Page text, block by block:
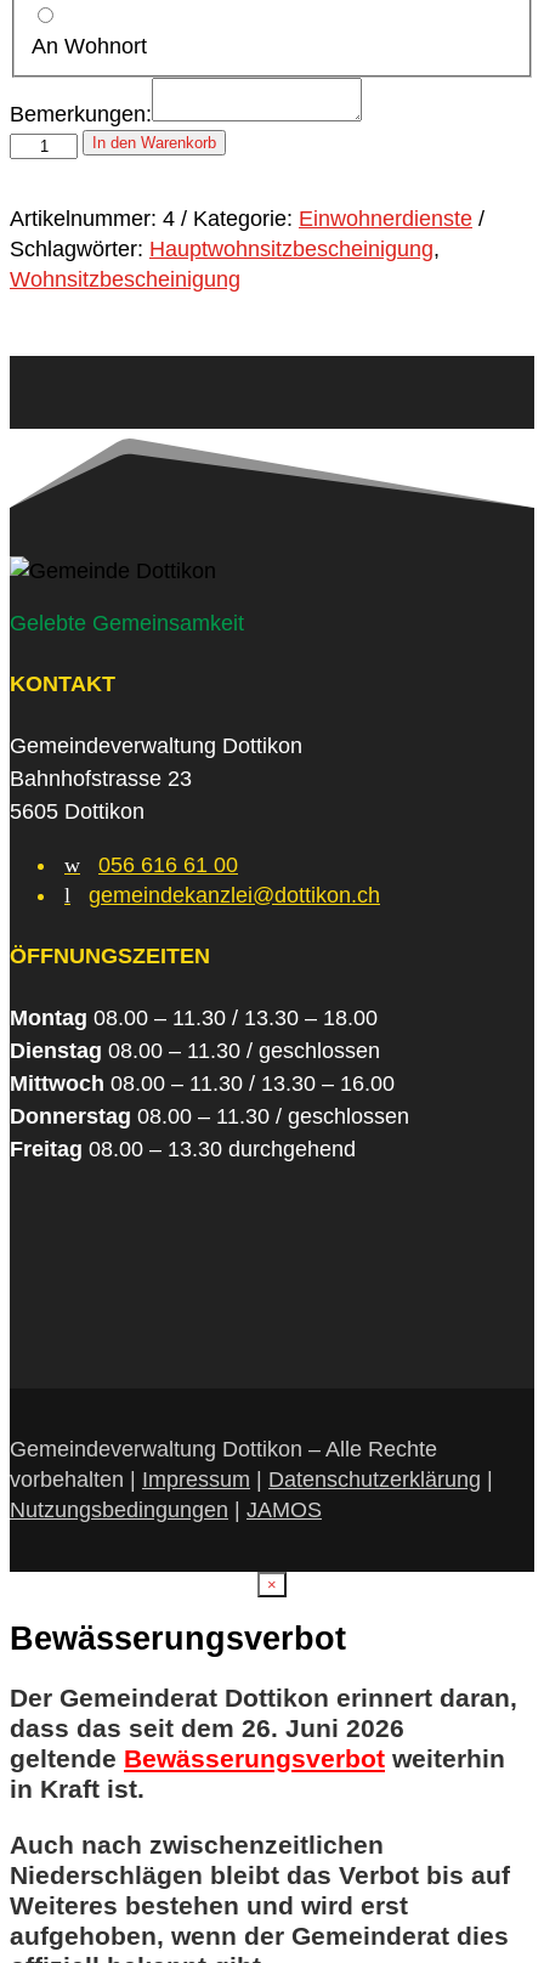
An Wohnort
Bemerkungen:
HeimatausweisIn den Warenkorb
Artikelnummer: 4 Kategorie: Einwohnerdienste
Schlagwörter: Hauptwohnsitzbescheinigung,
Wohnsitzbescheinigung
Gelebte Gemeinsamkeit
KONTAKT
Gemeindeverwaltung Dottikon
Bahnhofstrasse 23
5605 Dottikon
w
056 616 61 00
l
gemeindekanzlei@dottikon.ch
ÖFFNUNGSZEITEN
Montag 08.00 – 11.30 / 13.30 – 18.00
Dienstag 08.00 – 11.30 / geschlossen
Mittwoch 08.00 – 11.30 / 13.30 – 16.00
Donnerstag 08.00 – 11.30 / geschlossen
Freitag 08.00 – 13.30 durchgehend
Gemeindeverwaltung Dottikon – Alle Rechte
vorbehalten | Impressum Datenschutzerklärung
Nutzungsbedingungen
JAMOS
×
Bewässerungsverbot
Der Gemeinderat Dottikon erinnert daran,
dass das seit dem 26. Juni 2026
geltende Bewässerungsverbot weiterhin
in Kraft ist.
Auch nach zwischenzeitlichen
Niederschlägen bleibt das Verbot bis auf
Weiteres bestehen und wird erst
aufgehoben, wenn der Gemeinderat dies